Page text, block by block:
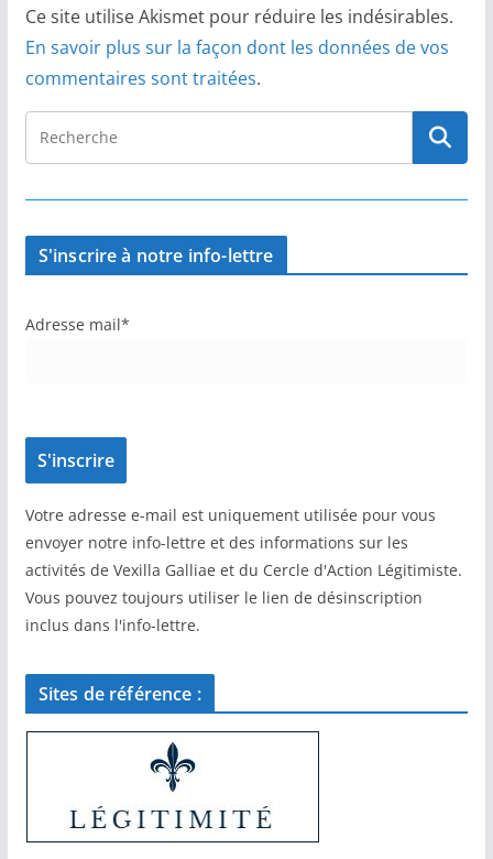
Ce site utilise Akismet pour réduire les indésirables.
En savoir plus sur la façon dont les données de vos
commentaires sont traitées.
S'inscrire à notre info-lettre
Adresse mail*
Votre adresse e-mail est uniquement utilisée pour vous
envoyer notre info-lettre et des informations sur les
activités de Vexilla Galliae et du Cercle d'Action Légitimiste.
Vous pouvez toujours utiliser le lien de désinscription
inclus dans l'info-lettre.
Sites de référence :